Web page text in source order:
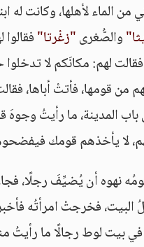
الماء لأهلها، وكانت له
والصُّغرى"زغْرتا"
لهم: مكانَكم لا
من قومها، فأتتْ أباها،
باب المدينة، ما رأيتُ
لا يأخذهم قومك
نهوه أن يُضيِّفَ رجلًا،
البيت، فخرجتْ امرأتُه
بيت لوط رجالًا ما رأيتُ